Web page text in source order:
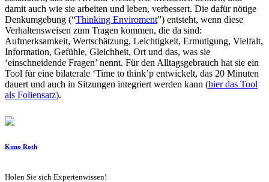
damit auch wie sie arbeiten und leben, verbessert. Die dafür nötige
Denkumgebung (“Thinking Enviroment”) entsteht, wenn diese
Verhaltensweisen zum Tragen kommen, die da sind:
Aufmerksamkeit, Wertschätzung, Leichtigkeit, Ermutigung, Vielfalt,
Information, Gefühle, Gleichheit, Ort und das, was sie
‘einschneidende Fragen’ nennt. Für den Alltagsgebrauch hat sie ein
Tool für eine bilaterale ‘Time to think’p entwickelt, das 20 Minuten
dauert und auch in Sitzungen integriert werden kann (hier das Tool
als Foliensatz).
Kuno Roth
Holen Sie sich Expertenwissen!